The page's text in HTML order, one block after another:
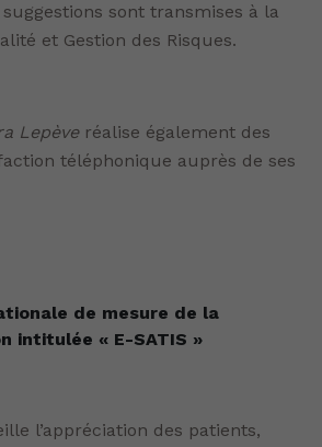
sont transmises à la
et Gestion des Risques.
Lepèveréalise également des
téléphonique auprès de ses
de mesure de la
intitulée « E-SATIS »
l’appréciation des patients,